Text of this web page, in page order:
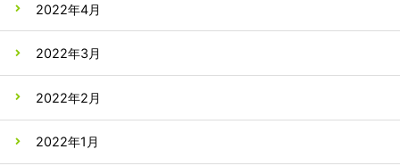
2022年4月
2022年3月
2022年2月
2022年1月